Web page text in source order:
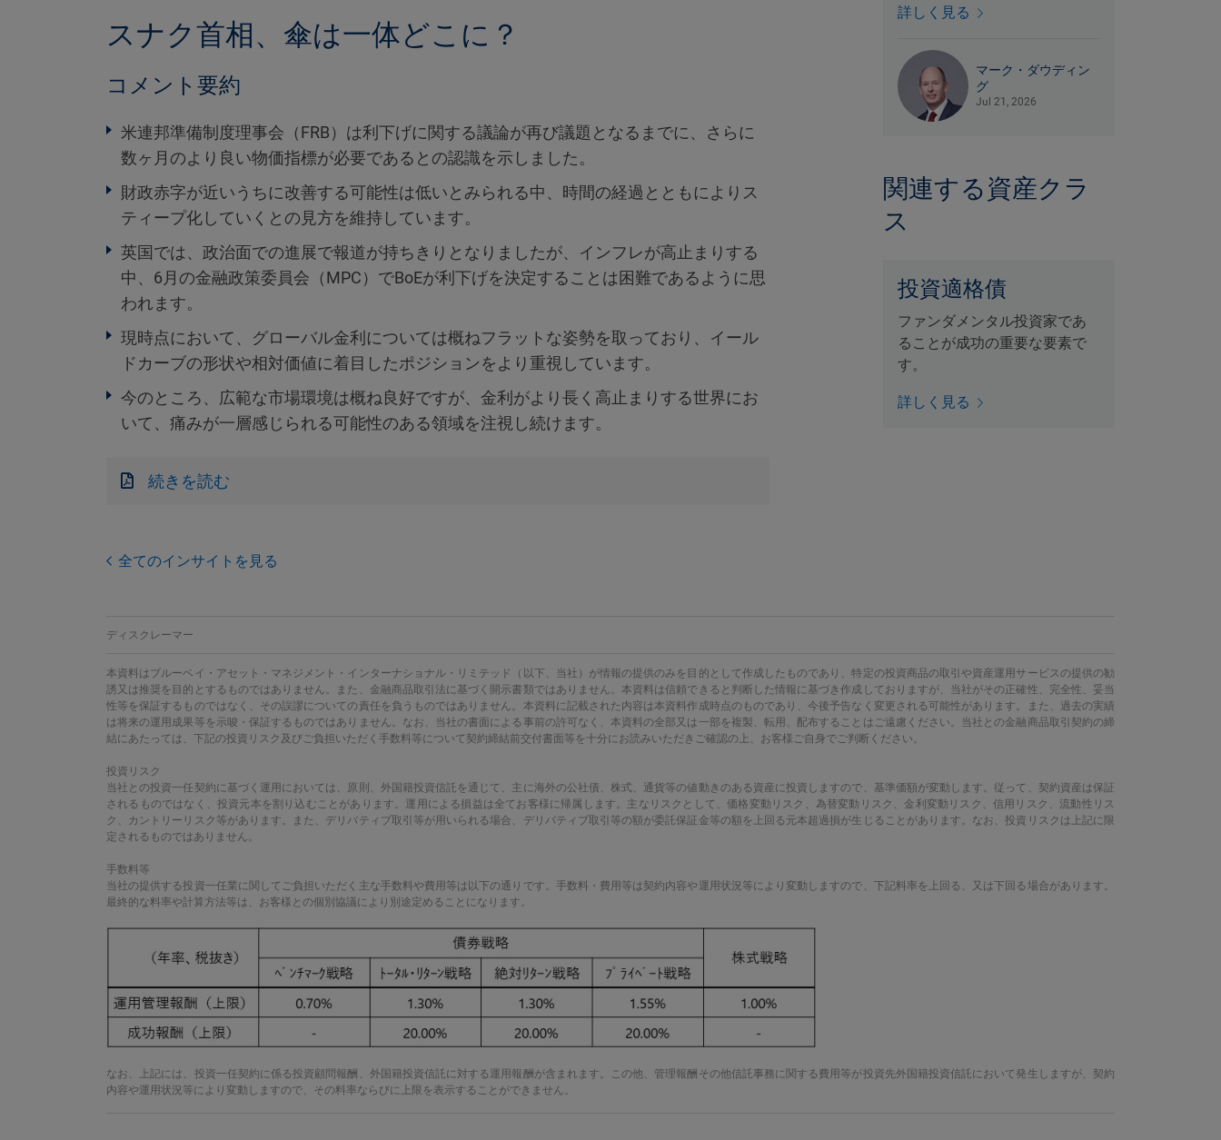
スナク首相、傘は一体どこに？
コメント要約
米連邦準備制度理事会（FRB）は利下げに関する議論が再び議題となるまでに、さらに
数ヶ月のより良い物価指標が必要であるとの認識を示しました。
財政赤字が近いうちに改善する可能性は低いとみられる中、時間の経過とともによりス
ティープ化していくとの見方を維持しています。
英国では、政治面での進展で報道が持ちきりとなりましたが、インフレが高止まりする
中、6月の金融政策委員会（MPC）でBoEが利下げを決定することは困難であるように思
われます。
現時点において、グローバル金利については概ねフラットな姿勢を取っており、イール
ドカーブの形状や相対価値に着目したポジションをより重視しています。
今のところ、広範な市場環境は概ね良好ですが、金利がより長く高止まりする世界にお
いて、痛みが一層感じられる可能性のある領域を注視し続けます。
続きを読む
全てのインサイトを見る
詳しく見る
マーク・ダウディン
グ
Jul 21, 2026
関連する資産クラ
ス
投資適格債
ファンダメンタル投資家であ
ることが成功の重要な要素で
す。
詳しく見る
ディスクレーマー
本資料はブルーベイ・アセット・マネジメント・インターナショナル・リミテッド（以下、当社）が情報の提供のみを目的として作成したものであり、特定の投資商品の取引や資産運用サービスの提供の勧
誘又は推奨を目的とするものではありません。また、金融商品取引法に基づく開示書類ではありません。本資料は信頼できると判断した情報に基づき作成しておりますが、当社がその正確性、完全性、妥当
性等を保証するものではなく、その誤謬についての責任を負うものではありません。本資料に記載された内容は本資料作成時点のものであり、今後予告なく変更される可能性があります。また、過去の実績
は将来の運用成果等を示唆・保証するものではありません。なお、当社の書面による事前の許可なく、本資料の全部又は一部を複製、転用、配布することはご遠慮ください。当社との金融商品取引契約の締
結にあたっては、下記の投資リスク及びご負担いただく手数料等について契約締結前交付書面等を十分にお読みいただきご確認の上、お客様ご自身でご判断ください。
投資リスク
当社との投資一任契約に基づく運用においては、原則、外国籍投資信託を通じて、主に海外の公社債、株式、通貨等の値動きのある資産に投資しますので、基準価額が変動します。従って、契約資産は保証
されるものではなく、投資元本を割り込むことがあります。運用による損益は全てお客様に帰属します。主なリスクとして、価格変動リスク、為替変動リスク、金利変動リスク、信用リスク、流動性リス
ク、カントリーリスク等があります。また、デリバティブ取引等が用いられる場合、デリバティブ取引等の額が委託保証金等の額を上回る元本超過損が生じることがあります。なお、投資リスクは上記に限
定されるものではありません。
手数料等
当社の提供する投資一任業に関してご負担いただく主な手数料や費用等は以下の通りです。手数料・費用等は契約内容や運用状況等により変動しますので、下記料率を上回る、又は下回る場合があります。
最終的な料率や計算方法等は、お客様との個別協議により別途定めることになります。
なお、上記には、投資一任契約に係る投資顧問報酬、外国籍投資信託に対する運用報酬が含まれます。この他、管理報酬その他信託事務に関する費用等が投資先外国籍投資信託において発生しますが、契約
内容や運用状況等により変動しますので、その料率ならびに上限を表示することができません。